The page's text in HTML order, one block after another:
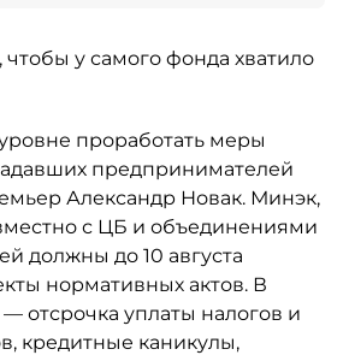
чтобы у самого фонда хватило
проработать меры
предпринимателей
Александр Новак. Минэк,
с ЦБ и объединениями
должны до 10 августа
нормативных актов. В
отсрочка уплаты налогов и
кредитные каникулы,